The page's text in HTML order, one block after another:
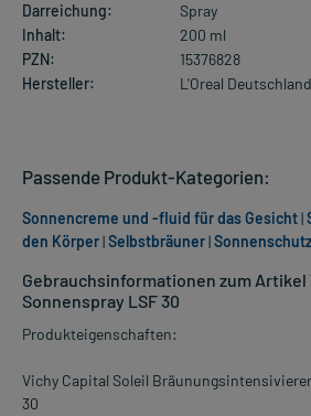
Darreichung:
Spray
Inhalt:
200 ml
PZN:
15376828
Hersteller:
L'Oreal
Gebrauchsinformationen zum Artikel
Sonnenspray LSF 30
Produkteigenschaften:
Vichy Capital Soleil
30
Passende Produkt-Kategorien:
Sonnencreme und -fluid für das Gesicht|
den Körper|Selbstbräuner|